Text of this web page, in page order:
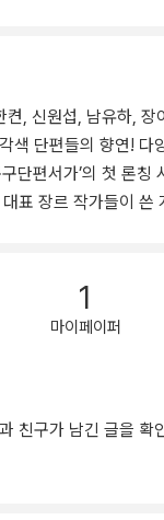
고 솔의 눈을 뽑으려
리가 들려온다. 그리
이의 팔이 빠지지 않
대
탓에 뒷수습을 하느
황이라 탕비실 자판기
통이 되자 자신의 신
힌 천 원짜리 한 장이
, 신원섭, 남유하, 장아
향연! 다양한 테마로 큐레이
서가’의 첫 론칭 시리즈 사
표 장르 작가들이 쓴
주제로 묶어 큐레이
첫 번째 테마는 바로 ‘
인류 문명에서 꺼지지
하는 공포 단편 6편을
로 한 오싹한 괴담뿐만
타지 스릴러까지 다채
1
마이페이퍼
친구가 남긴 글을 확